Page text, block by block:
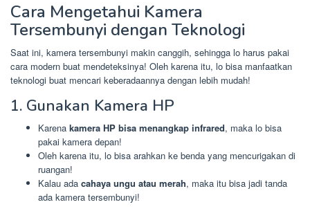
Cara Mengetahui Kamera
Tersembunyi dengan Teknologi
Saat ini, kamera tersembunyi makin canggih, sehingga lo harus pakai
cara modern buat mendeteksinya! Oleh karena itu, lo bisa manfaatkan
teknologi buat mencari keberadaannya dengan lebih mudah!
1. Gunakan Kamera HP
Karena kamera HP bisa menangkap infrared, maka lo bisa
pakai kamera depan!
Oleh karena itu, lo bisa arahkan ke benda yang mencurigakan di
ruangan!
Kalau ada cahaya ungu atau merah, maka itu bisa jadi tanda
ada kamera tersembunyi!